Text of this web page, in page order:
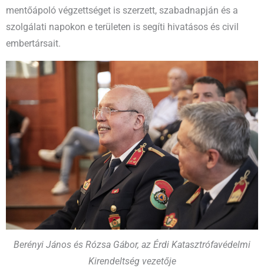
mentőápoló végzettséget is szerzett, szabadnapján és a
szolgálati napokon e területen is segíti hivatásos és civil
embertársait.
Berényi János és Rózsa Gábor, az Érdi Katasztrófavédelmi
Kirendeltség vezetője